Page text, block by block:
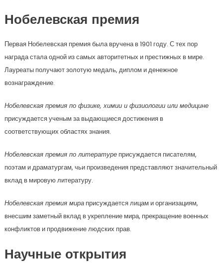
Нобелевская премия
Первая Нобелевская премия была вручена в 1901 году. С тех пор
награда стала одной из самых авторитетных и престижных в мире.
Лауреаты получают золотую медаль, диплом и денежное
вознаграждение.
Нобелевская премия по физике, химии и физиологии или медицине
присуждается ученым за выдающиеся достижения в
соответствующих областях знания.
Нобелевская премия по литературеприсуждается писателям,
поэтам и драматургам, чьи произведения представляют значительный
вклад в мировую литературу.
Нобелевская премия мираприсуждается лицам и организациям,
внесшим заметный вклад в укрепление мира, прекращение военных
конфликтов и продвижение людских прав.
Научные открытия